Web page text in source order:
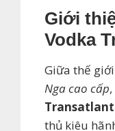
Giới
Vodka
Giữa thế
Nga cao cấp,
thủ kiêu